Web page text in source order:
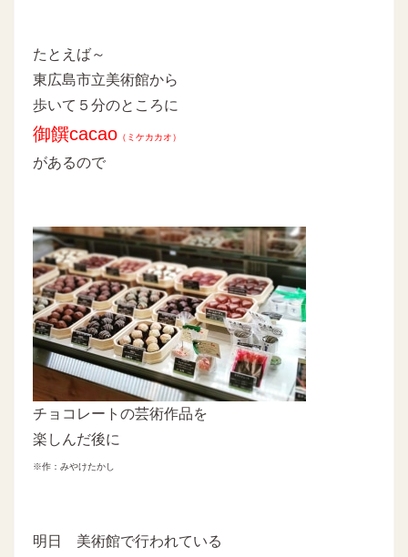
たとえば～
東広島市立美術館から
歩いて５分のところに
御饌cacao （ミケカカオ）
があるので
チョコレートの芸術作品を
楽しんだ後に
※作：みやけたかし
明日 美術館で行われている